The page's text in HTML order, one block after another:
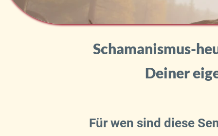
Für wen sind diese
Schamanismus-
Deiner